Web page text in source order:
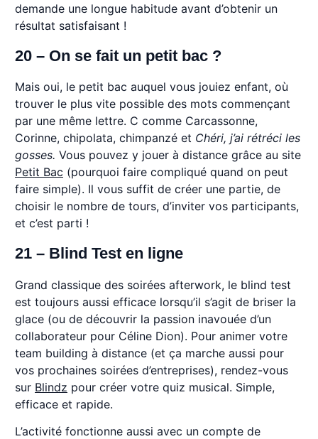
demande une longue habitude avant d’obtenir un
résultat satisfaisant !
20 – On se fait un petit bac ?
Mais oui, le petit bac auquel vous jouiez enfant, où
trouver le plus vite possible des mots commençant
par une même lettre. C comme Carcassonne,
Corinne, chipolata, chimpanzé et Chéri, j’ai rétréci les
gosses. Vous pouvez y jouer à distance grâce au site
Petit Bac (pourquoi faire compliqué quand on peut
faire simple). Il vous suffit de créer une partie, de
choisir le nombre de tours, d’inviter vos participants,
et c’est parti !
21 – Blind Test en ligne
Grand classique des soirées afterwork, le blind test
est toujours aussi efficace lorsqu’il s’agit de briser la
glace (ou de découvrir la passion inavouée d’un
collaborateur pour Céline Dion). Pour animer votre
team building à distance (et ça marche aussi pour
vos prochaines soirées d’entreprises), rendez-vous
sur Blindz pour créer votre quiz musical. Simple,
efficace et rapide.
L’activité fonctionne aussi avec un compte de